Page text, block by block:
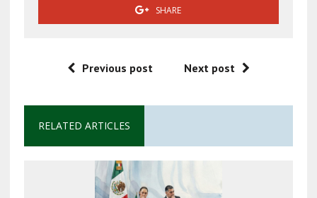
SHARE
Previous post Next post
RELATED ARTICLES